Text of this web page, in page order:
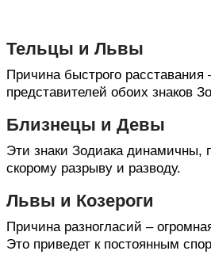
Тельцы и Львы
Причина быстрого
представителей обоих знаков
Близнецы и Девы
Эти знаки Зодиака динамичны,
скорому разрыву и разводу.
Львы и Козероги
Причина разногласий –
Это приведет к постоянным